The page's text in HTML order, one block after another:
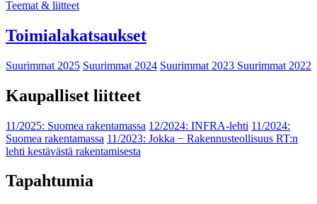
Teemat & liitteet
Toimialakatsaukset
Suurimmat 2025 Suurimmat 2024 Suurimmat 2023 Suurimmat 2022
Kaupalliset liitteet
11/2025: Suomea rakentamassa 12/2024: INFRA-lehti 11/2024:
Suomea rakentamassa 11/2023: Jokka − Rakennusteollisuus RT:n
lehti kestävästä rakentamisesta
Tapahtumia